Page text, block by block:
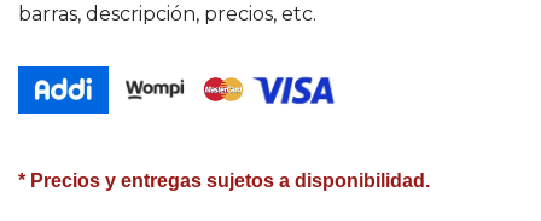
barras, descripción, precios, etc.
* Precios y entregas sujetos a disponibilidad.